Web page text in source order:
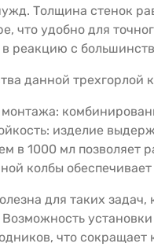
Толщина стенок
что удобно для
реакцию с
данной трехгорлой
монтажа:
изделие
в 1000 мл позволяет
колбы
для таких
что